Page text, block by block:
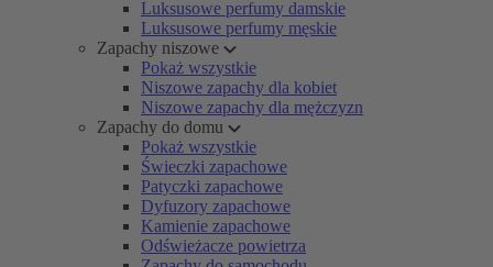
Luksusowe perfumy damskie
Luksusowe perfumy męskie
Zapachy niszowe
Pokaż wszystkie
Niszowe zapachy dla kobiet
Niszowe zapachy dla mężczyzn
Zapachy do domu
Pokaż wszystkie
Świeczki zapachowe
Patyczki zapachowe
Dyfuzory zapachowe
Kamienie zapachowe
Odświeżacze powietrza